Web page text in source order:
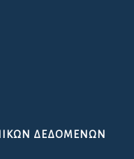
ΔΕΔΟΜΕΝΩΝ